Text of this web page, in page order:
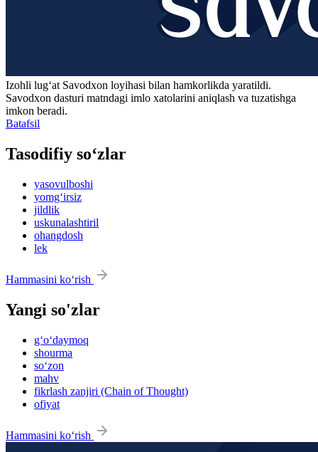
Izohli lugʻat Savodxon loyihasi bilan hamkorlikda yaratildi.
Savodxon dasturi matndagi imlo xatolarini aniqlash va tuzatishga
imkon beradi.
Batafsil
Tasodifiy so‘zlar
yasovulboshi
yomg‘irsiz
jildlik
uskunalashtiril
ohangdosh
lek
Hammasini ko‘rish
Yangi so'zlar
g‘o‘daymoq
shourma
so‘zon
mahv
fikrlash zanjiri (Chain of Thought)
ofiyat
Hammasini ko‘rish